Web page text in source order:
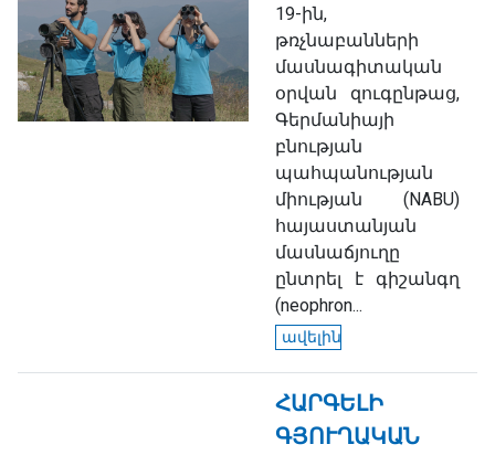
19-ին,
թռչնաբանների
մասնագիտական
օրվան զուգընթաց,
Գերմանիայի
բնության
պահպանության
միության (NABU)
հայաստանյան
մասնաճյուղը
ընտրել է գիշանգղ
(neophron...
ավելին
ՀԱՐԳԵԼԻ
ԳՅՈՒՂԱԿԱՆ